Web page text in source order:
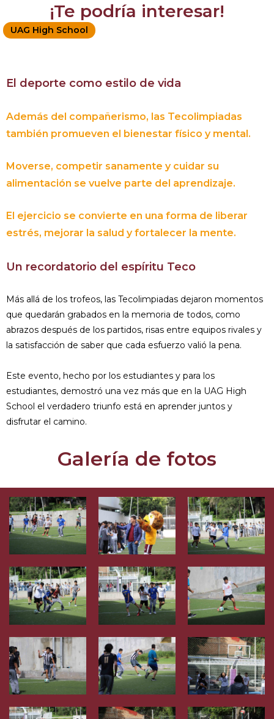
¡Te podría interesar!
UAG High School
El deporte como estilo de vida
Además del compañerismo, las Tecolimpiadas
también promueven el bienestar físico y mental.
Moverse, competir sanamente y cuidar su
alimentación se vuelve parte del aprendizaje.
El ejercicio se convierte en una forma de liberar
estrés, mejorar la salud y fortalecer la mente.
Un recordatorio del espíritu Teco
Más allá de los trofeos, las Tecolimpiadas dejaron momentos
que quedarán grabados en la memoria de todos, como
abrazos después de los partidos, risas entre equipos rivales y
la satisfacción de saber que cada esfuerzo valió la pena.
Este evento, hecho por los estudiantes y para los
estudiantes, demostró una vez más que en la UAG High
School el verdadero triunfo está en aprender juntos y
disfrutar el camino.
Galería de fotos